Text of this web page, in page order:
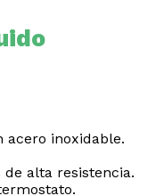
acero inoxidable.
de alta resistencia.